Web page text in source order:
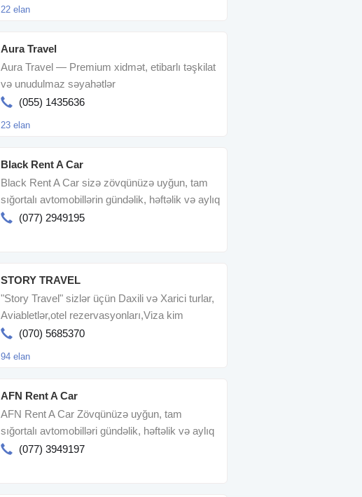
22 elan
Aura Travel
Aura Travel — Premium xidmət, etibarlı təşkilat
və unudulmaz səyahətlər
(055) 1435636
23 elan
Black Rent A Car
Black Rent A Car sizə zövqünüzə uyğun, tam
sığortalı avtomobillərin gündəlik, həftəlik və aylıq
icarəsin(077) 2949195
STORY TRAVEL
"Story Travel" sizlər üçün Daxili və Xarici turlar,
Aviabletlər,otel rezervasyonları,Viza kim
(070) 5685370
94 elan
AFN Rent A Car
AFN Rent A Car Zövqünüzə uyğun, tam
sığortalı avtomobilləri gündəlik, həftəlik və aylıq
sərfəli qiymətlərl
(077) 3949197